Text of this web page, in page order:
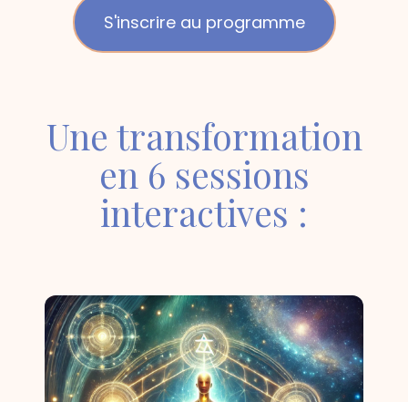
S'inscrire au programme
Une transformation
en 6 sessions
interactives :